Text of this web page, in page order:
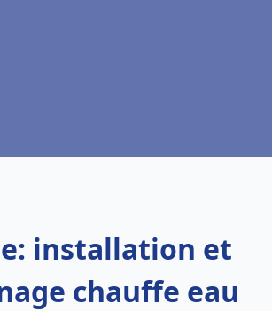
installation et
chauffe eau